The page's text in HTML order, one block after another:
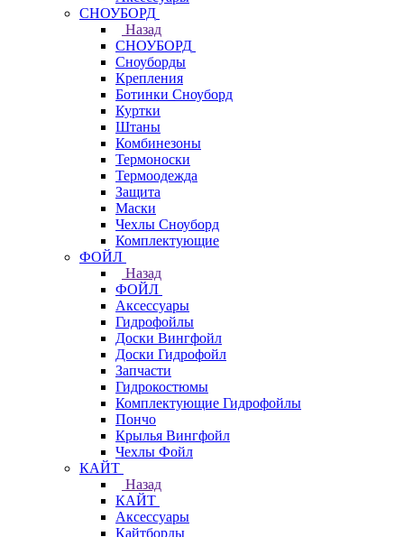
СНОУБОРД
Назад
СНОУБОРД
Сноуборды
Крепления
Ботинки Сноуборд
Куртки
Штаны
Комбинезоны
Термоноски
Термоодежда
Защита
Маски
Чехлы Сноуборд
Комплектующие
ФОЙЛ
Назад
ФОЙЛ
Аксессуары
Гидрофойлы
Доски Вингфойл
Доски Гидрофойл
Запчасти
Гидрокостюмы
Комплектующие Гидрофойлы
Пончо
Крылья Вингфойл
Чехлы Фойл
КАЙТ
Назад
КАЙТ
Аксессуары
Кайтборды